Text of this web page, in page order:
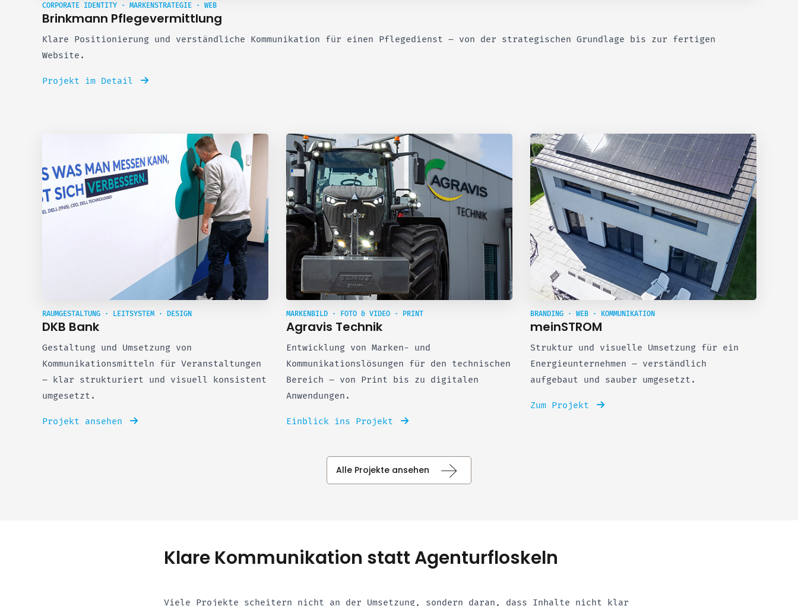
CORPORATE IDENTITY · MARKENSTRATEGIE · WEB
Brinkmann Pflegevermittlung
Klare Positionierung und verständliche Kommunikation für einen Pflegedienst – von der strategischen Grundlage bis zur fertigen
Website.
Projekt im Detail
RAUMGESTALTUNG · LEITSYSTEM · DESIGN
DKB Bank
Gestaltung und Umsetzung von
Kommunikationsmitteln für Veranstaltungen
– klar strukturiert und visuell konsistent
umgesetzt.
Projekt ansehen
MARKENBILD · FOTO & VIDEO · PRINT
Agravis Technik
Entwicklung von Marken- und
Kommunikationslösungen für den technischen
Bereich – von Print bis zu digitalen
Anwendungen.
Einblick ins Projekt
BRANDING · WEB · KOMMUNIKATION
meinSTROM
Struktur und visuelle Umsetzung für ein
Energieunternehmen – verständlich
aufgebaut und sauber umgesetzt.
Zum Projekt
Alle Projekte ansehen
Klare Kommunikation statt Agenturfloskeln
Viele Projekte scheitern nicht an der Umsetzung, sondern daran, dass Inhalte nicht klar